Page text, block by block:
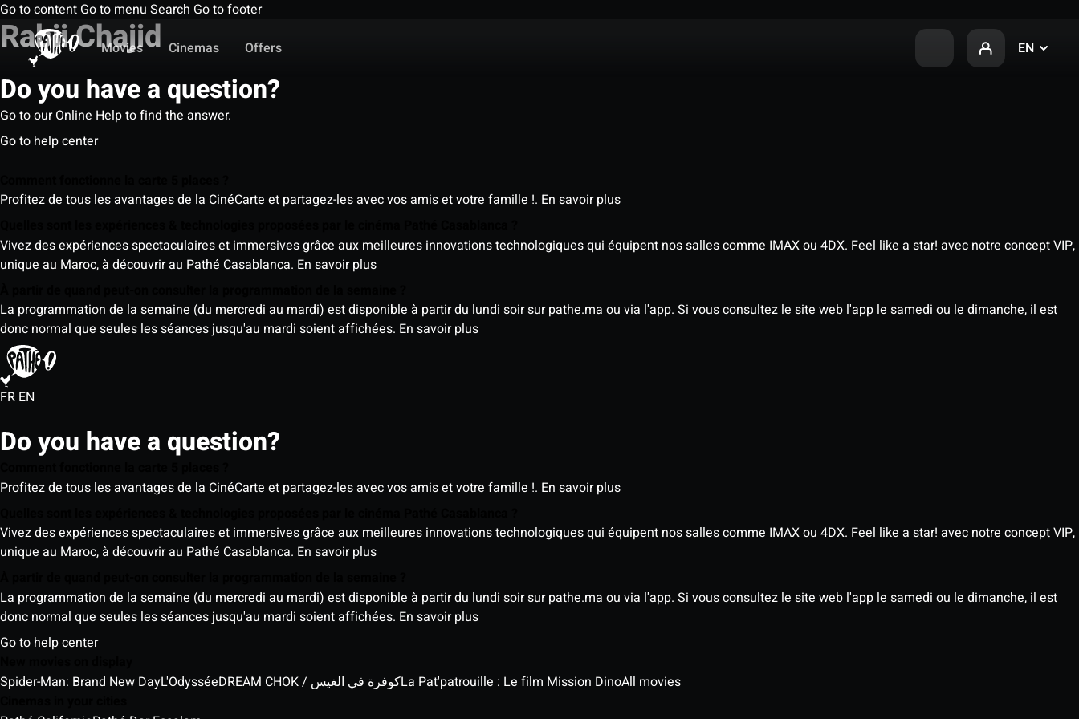
Go to content Go to menu Search Go to footer
Movies
Cinemas Offers EN
Rabii Chajid
Do you have a question?
Go to our Online Help to find the answer.
Go to help center
Profitez de tous les avantages de la CinéCarte et partagez-les avec vos amis et votre famille !. En savoir plus
Vivez des expériences spectaculaires et immersives grâce aux meilleures innovations technologiques qui équipent nos salles comme IMAX ou 4DX. Feel like a star! avec notre concept VIP,
unique au Maroc, à découvrir au Pathé Casablanca. En savoir plus
La programmation de la semaine (du mercredi au mardi) est disponible à partir du lundi soir sur pathe.ma ou via l'app. Si vous consultez le site web l'app le samedi ou le dimanche, il est
donc normal que seules les séances jusqu'au mardi soient affichées. En savoir plus
FR EN
Do you have a question?
Profitez de tous les avantages de la CinéCarte et partagez-les avec vos amis et votre famille !. En savoir plus
Vivez des expériences spectaculaires et immersives grâce aux meilleures innovations technologiques qui équipent nos salles comme IMAX ou 4DX. Feel like a star! avec notre concept VIP,
unique au Maroc, à découvrir au Pathé Casablanca. En savoir plus
La programmation de la semaine (du mercredi au mardi) est disponible à partir du lundi soir sur pathe.ma ou via l'app. Si vous consultez le site web l'app le samedi ou le dimanche, il est
donc normal que seules les séances jusqu'au mardi soient affichées. En savoir plus
Go to help center
Spider-Man: Brand New DayL'Odyssée DREAM CHOK / كوفرة في الغيسLa Pat'patrouille : Le film Mission DinoAll movies